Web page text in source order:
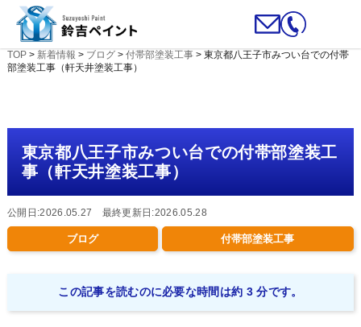
TOP> 新着情報 > ブログ> 付帯部塗装工事> 東京都八王子市みつい台での付帯
部塗装工事（軒天井塗装工事）
東京都八王子市みつい台での付帯部塗装工
事（軒天井塗装工事）
公開日:2026.05.27 最終更新日:2026.05.28
ブログ 付帯部塗装工事
この記事を読むのに必要な時間は約 3 分です。